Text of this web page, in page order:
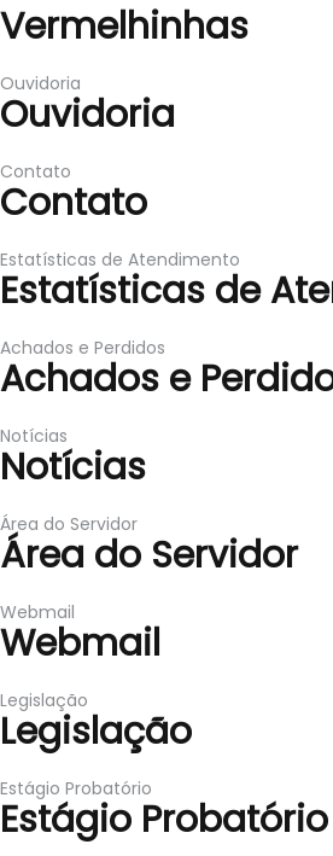
Vermelhinhas
Ouvidoria
Ouvidoria
Contato
Contato
Estatísticas de Atendimento
Estatísticas de
Achados e Perdidos
Achados e
Notícias
Notícias
Área do Servidor
Área do Servidor
Webmail
Webmail
Legislação
Legislação
Estágio Probatório
Estágio Probatório